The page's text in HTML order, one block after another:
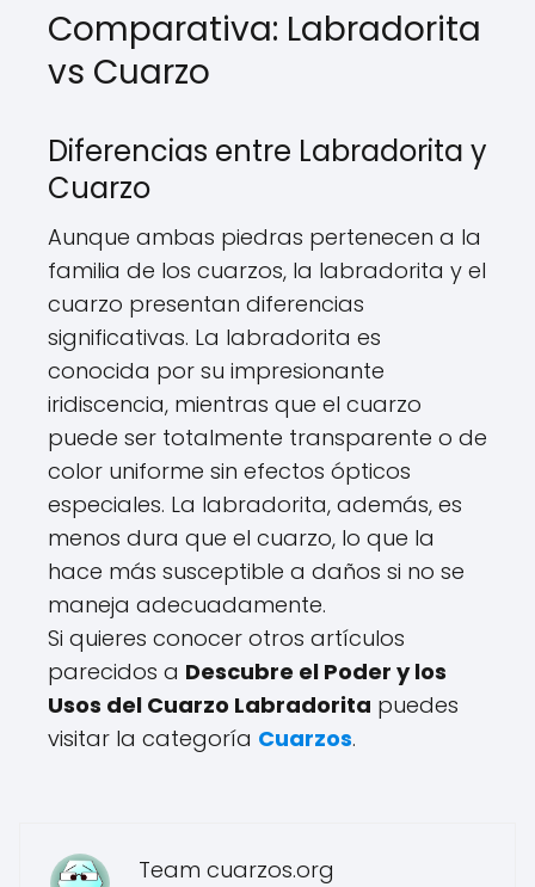
Comparativa: Labradorita
vs Cuarzo
Diferencias entre Labradorita y
Cuarzo
Aunque ambas piedras pertenecen a la
familia de los cuarzos, la labradorita y el
cuarzo presentan diferencias
significativas. La labradorita es
conocida por su impresionante
iridiscencia, mientras que el cuarzo
puede ser totalmente transparente o de
color uniforme sin efectos ópticos
especiales. La labradorita, además, es
menos dura que el cuarzo, lo que la
hace más susceptible a daños si no se
maneja adecuadamente.
Si quieres conocer otros artículos
parecidos a Descubre el Poder y los
Usos del Cuarzo Labradorita puedes
visitar la categoría Cuarzos.
Team cuarzos.org